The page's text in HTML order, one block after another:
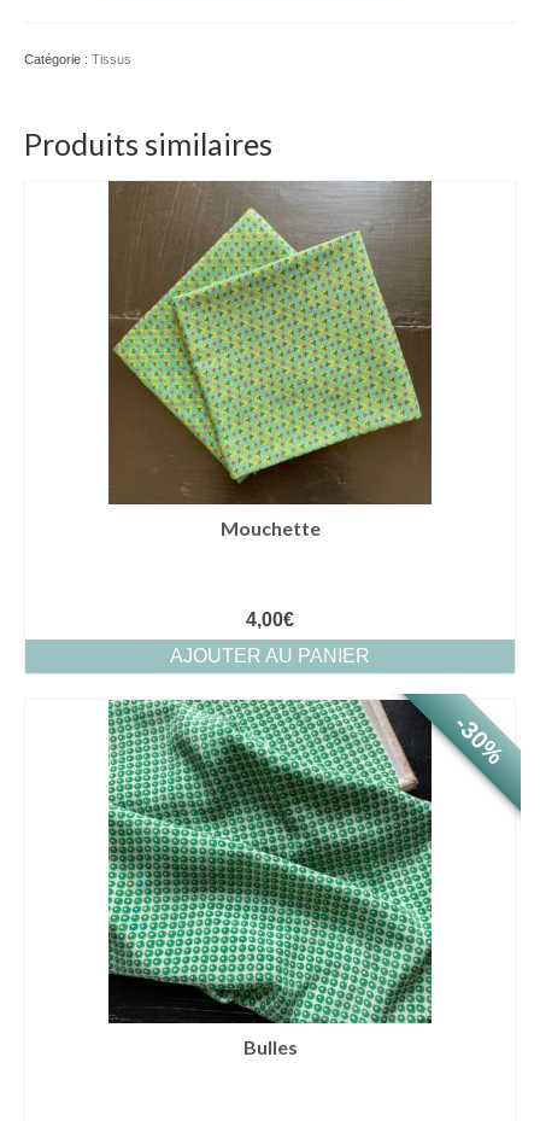
Catégorie : Tissus
Produits similaires
Mouchette
4,00€
AJOUTER AU PANIER
-30%
Bulles